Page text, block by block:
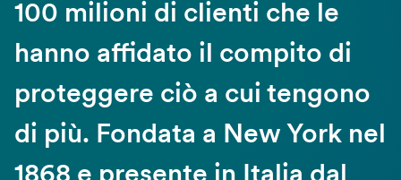
100 milioni di clienti che le
hanno affidato il compito di
proteggere ciò a cui tengono
di più. Fondata a New York nel